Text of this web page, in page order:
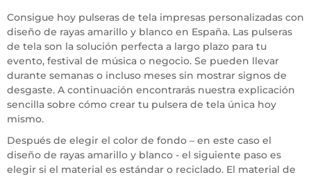
Consigue hoy pulseras de tela impresas personalizadas con
diseño de rayas amarillo y blanco en España. Las pulseras
de tela son la solución perfecta a largo plazo para tu
evento, festival de música o negocio. Se pueden llevar
durante semanas o incluso meses sin mostrar signos de
desgaste. A continuación encontrarás nuestra explicación
sencilla sobre cómo crear tu pulsera de tela única hoy
mismo.
Después de elegir el color de fondo – en este caso el
diseño de rayas amarillo y blanco - el siguiente paso es
elegir si el material es estándar o reciclado. El material de